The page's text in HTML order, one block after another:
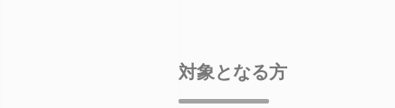
対象となる方